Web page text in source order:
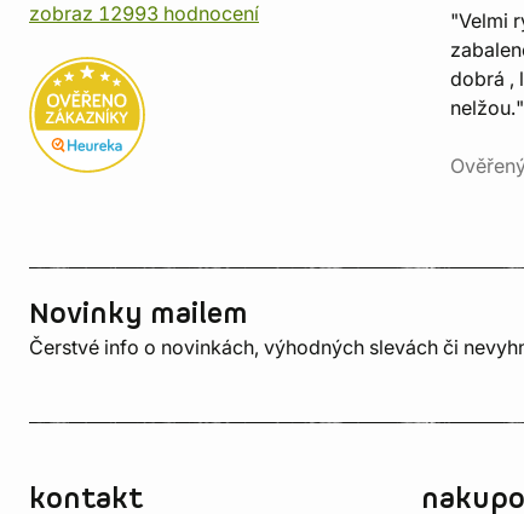
zobraz 12993 hodnocení
"Velmi
dobrá ,
nelžou."
Novinky mailem
Čerstvé info o novinkách, výhodných slevách či
kontakt